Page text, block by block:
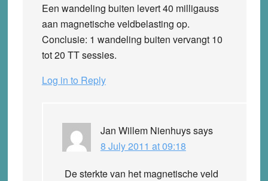
Een wandeling buiten levert 40 milligauss
aan magnetische veldbelasting op.
Conclusie: 1 wandeling buiten vervangt 10
tot 20 TT sessies.
Log in to Reply
Jan Willem Nienhuyssays
8 July 2011 at 09:18
De sterkte van het magnetische veld